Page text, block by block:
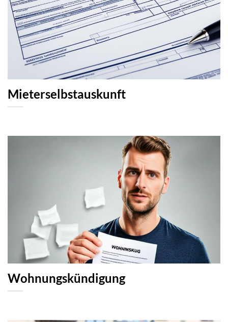
Mieterselbstauskunft
Wohnungskündigung